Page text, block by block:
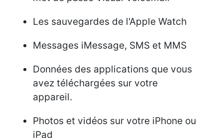
Les sauvegardes de l'Apple Watch
Messages iMessage, SMS et MMS
Données des applications que vous
avez téléchargées sur votre
appareil.
Photos et vidéos sur votre iPhone ou
iPad